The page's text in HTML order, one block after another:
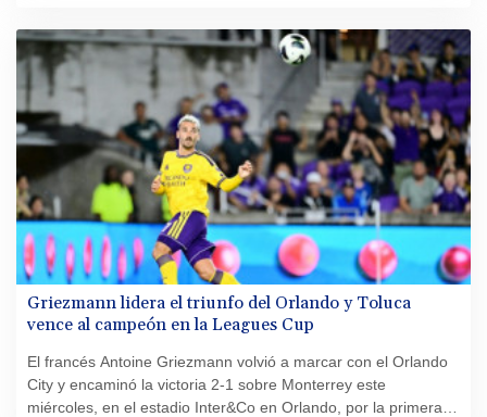
Griezmann lidera el triunfo del Orlando y Toluca
vence al campeón en la Leagues Cup
El francés Antoine Griezmann volvió a marcar con el Orlando
City y encaminó la victoria 2-1 sobre Monterrey este
miércoles, en el estadio Inter&Co en Orlando, por la primera